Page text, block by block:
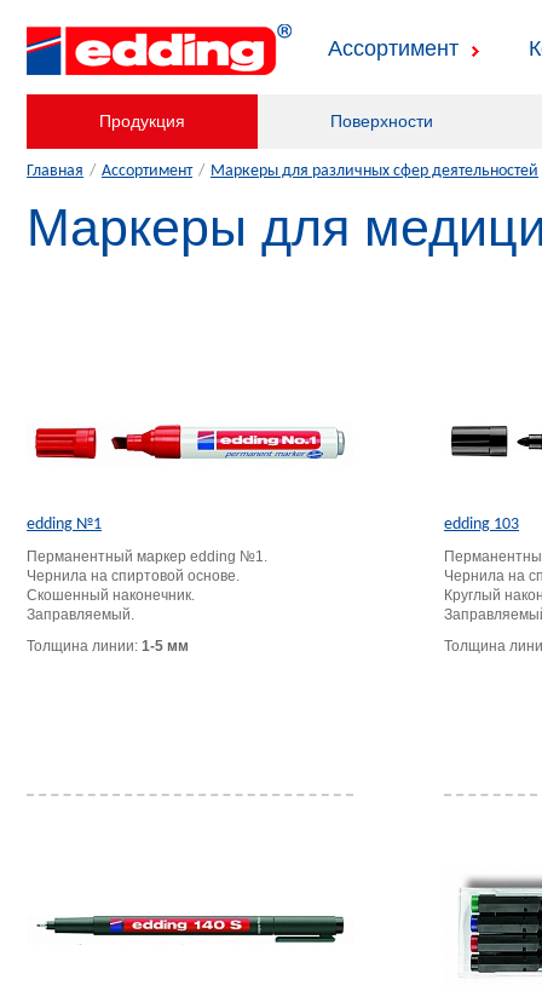
Ассортимент
Продукция Поверхности
Главная / Ассортимент / Маркеры для различных сфер деятельностей
Маркеры для
edding №1
Перманентный маркер edding №1.
Чернила на спиртовой основе.
Скошенный наконечник.
Заправляемый.
Толщина линии: 1-5 мм
edding 103
Чернила на
Круглый
Толщина